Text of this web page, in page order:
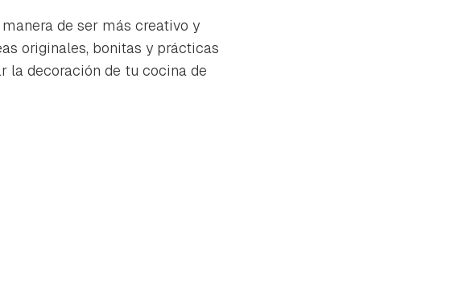
de ser más creativo y
originales, bonitas y prácticas
la decoración de tu cocina de